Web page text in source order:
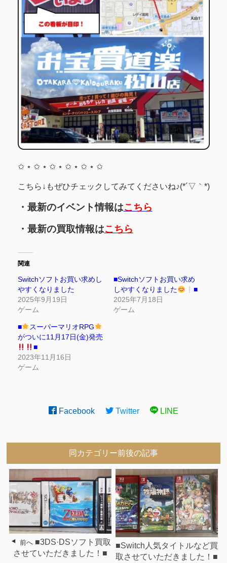
✩ ⋆ ✩ ⋆ ✩ ⋆ ✩ ⋆ ✩ ⋆ ✩
こちら↓もぜひチェックしてみてくださいね♪(*´▽｀*)
・最新のイベント情報はこちら
・最新の買取情報はこちら
関連
Switchソフトお買い求めし
やすくなりました
2025年9月19日
ゲーム
■Switchソフトお買い求め
しやすくなりました
■
2025年7月18日
ゲーム
■
スーパーマリオRPG
がついに11月17日(金)発売
■
2023年11月16日
ゲーム
Facebook Twitter LINE
同カテゴリー前後の記事
前へ ■3DS·DSソフト買取
させていただきました！■
■Switch人気タイトルなど買
取させていただきました！■